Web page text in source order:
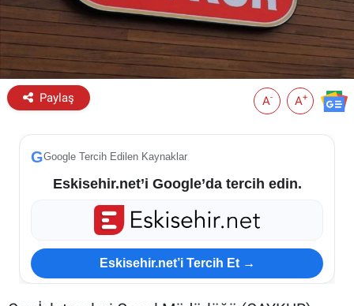
Paylaş A- A+
GGoogle Tercih Edilen Kaynaklar
Eskisehir.net’i Google’da tercih edin.
Eskisehir.net’i Tercih Et →
Eskişehir Tramvay Saatleri
Eskişehir Otobüs Saatleri